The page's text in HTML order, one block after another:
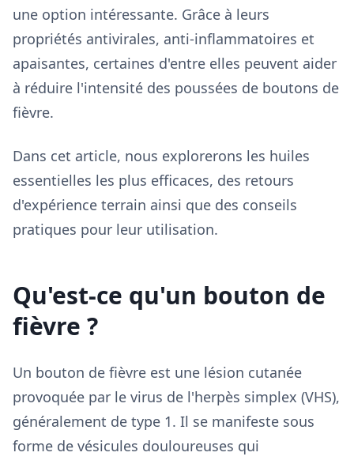
une option intéressante. Grâce à leurs
propriétés antivirales, anti-inflammatoires et
apaisantes, certaines d'entre elles peuvent aider
à réduire l'intensité des poussées de boutons de
fièvre.
Dans cet article, nous explorerons les huiles
essentielles les plus efficaces, des retours
d'expérience terrain ainsi que des conseils
pratiques pour leur utilisation.
Qu'est-ce qu'un bouton de
fièvre ?
Un bouton de fièvre est une lésion cutanée
provoquée par le virus de l'herpès simplex (VHS),
généralement de type 1. Il se manifeste sous
forme de vésicules douloureuses qui